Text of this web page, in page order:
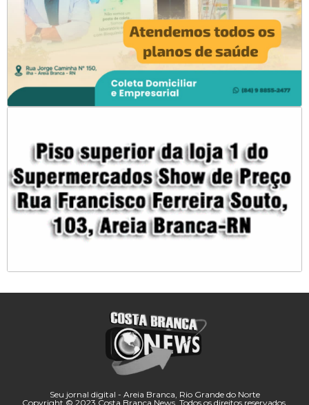
Seu jornal digital - Areia Branca, Rio Grande do Norte
Copyright © 2023 Costa Branca News. Todos os direitos reservados.